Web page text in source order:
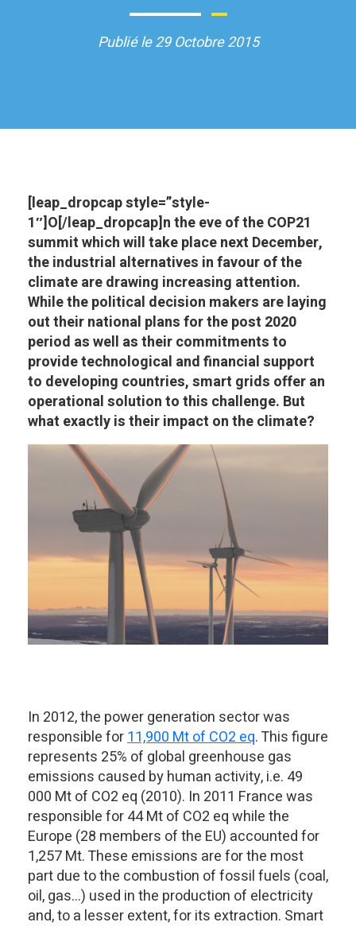
Publié le 29 Octobre 2015
[leap_dropcap style=”style-
1″]O[/leap_dropcap]n the eve of the COP21
summit which will take place next December,
the industrial alternatives in favour of the
climate are drawing increasing attention.
While the political decision makers are laying
out their national plans for the post 2020
period as well as their commitments to
provide technological and financial support
to developing countries, smart grids offer an
operational solution to this challenge. But
what exactly is their impact on the climate?
In 2012, the power generation sector was
responsible for11,900 Mt of CO2 eq. This figure
represents 25% of global greenhouse gas
emissions caused by human activity, i.e. 49
000 Mt of CO2 eq (2010). In 2011 France was
responsible for 44 Mt of CO2 eq while the
Europe (28 members of the EU) accounted for
1,257 Mt. These emissions are for the most
part due to the combustion of fossil fuels (coal,
oil, gas…) used in the production of electricity
and, to a lesser extent, for its extraction. Smart